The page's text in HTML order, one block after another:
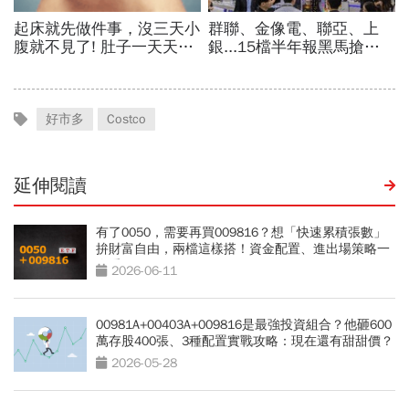
好市多 Costco
延伸閱讀
有了0050，需要再買009816？想「快速累積張數」
拚財富自由，兩檔這樣搭！資金配置、進出場策略一
次看2026-06-11
00981A+00403A+009816是最強投資組合？他砸600
萬存股400張、3種配置實戰攻略：現在還有甜甜價？
2026-05-28